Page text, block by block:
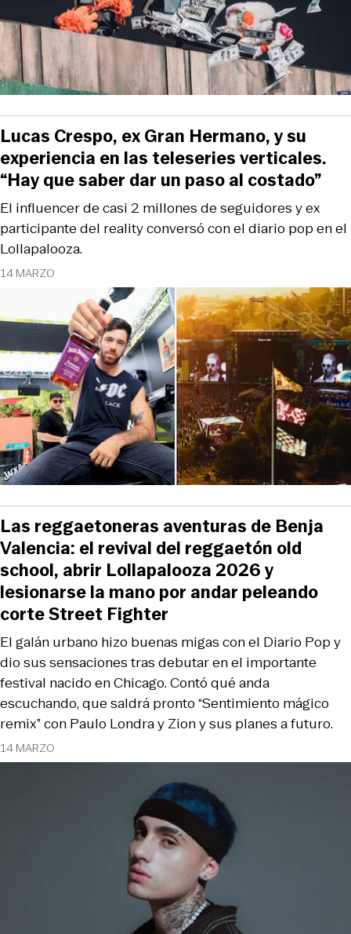
14 MARZO
El influencer de casi 2 millones de seguidores y ex
participante del reality conversó con el diario pop en el
Lollapalooza.
Lucas Crespo, ex Gran Hermano, y su
experiencia en las teleseries verticales.
“Hay que saber dar un paso al costado”
14 MARZO
El galán urbano hizo buenas migas con el Diario Pop y
dio sus sensaciones tras debutar en el importante
festival nacido en Chicago. Contó qué anda
escuchando, que saldrá pronto “Sentimiento mágico
remix” con Paulo Londra y Zion y sus planes a futuro.
Las reggaetoneras aventuras de Benja
Valencia: el revival del reggaetón old
school, abrir Lollapalooza 2026 y
lesionarse la mano por andar peleando
corte Street Fighter